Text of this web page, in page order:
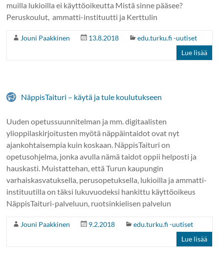
muilla lukioilla ei käyttöoikeutta Mistä sinne pääsee?
Peruskoulut, ammatti-instituutti ja Kerttulin
Jouni Paakkinen 13.8.2018
edu.turku.fi -uutiset
Lue lisää
NäppisTaituri – käytä ja tule koulutukseen
Uuden opetussuunnitelman ja mm. digitaalisten
ylioppilaskirjoitusten myötä näppäintaidot ovat nyt
ajankohtaisempia kuin koskaan. NäppisTaituri on
opetusohjelma, jonka avulla nämä taidot oppii helposti ja
hauskasti. Muistattehan, että Turun kaupungin
varhaiskasvatuksella, perusopetuksella, lukioilla ja ammatti-
instituutilla on täksi lukuvuodeksi hankittu käyttöoikeus
NäppisTaituri-palveluun, ruotsinkielisen palvelun
Jouni Paakkinen 9.2.2018
edu.turku.fi -uutiset
Lue lisää